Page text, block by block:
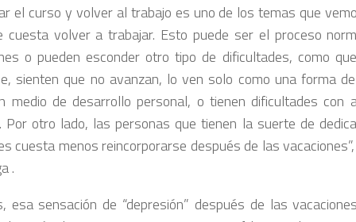
el curso y volver al trabajo es uno de los temas que
cuesta volver a trabajar. Esto puede ser el proceso
o pueden esconder otro tipo de dificultades, como
sienten que no avanzan, lo ven solo como una forma
medio de desarrollo personal, o tienen dificultades con
Por otro lado, las personas que tienen la suerte de
cuesta menos reincorporarse después de las
.
esa sensación de “depresión” después de las